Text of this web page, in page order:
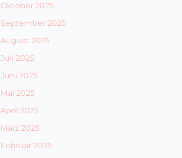
Oktober 2025
September 2025
August 2025
Juli 2025
Juni 2025
Mai 2025
April 2025
März 2025
Februar 2025